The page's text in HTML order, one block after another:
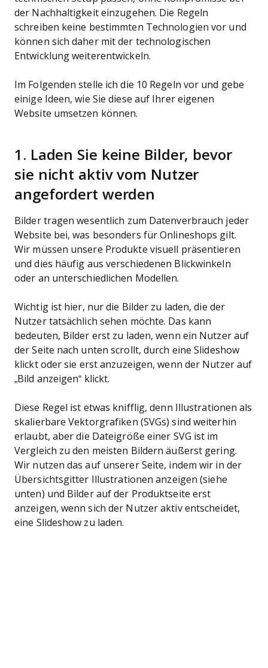
der Nachhaltigkeit einzugehen. Die Regeln
schreiben keine bestimmten Technologien vor und
können sich daher mit der technologischen
Entwicklung weiterentwickeln.
Im Folgenden stelle ich die 10 Regeln vor und gebe
einige Ideen, wie Sie diese auf Ihrer eigenen
Website umsetzen können.
1. Laden Sie keine Bilder, bevor
sie nicht aktiv vom Nutzer
angefordert werden
Bilder tragen wesentlich zum Datenverbrauch jeder
Website bei, was besonders für Onlineshops gilt.
Wir müssen unsere Produkte visuell präsentieren
und dies häufig aus verschiedenen Blickwinkeln
oder an unterschiedlichen Modellen.
Wichtig ist hier, nur die Bilder zu laden, die der
Nutzer tatsächlich sehen möchte. Das kann
bedeuten, Bilder erst zu laden, wenn ein Nutzer auf
der Seite nach unten scrollt, durch eine Slideshow
klickt oder sie erst anzuzeigen, wenn der Nutzer auf
„Bild anzeigen“ klickt.
Diese Regel ist etwas knifflig, denn Illustrationen als
skalierbare Vektorgrafiken (SVGs) sind weiterhin
erlaubt, aber die Dateigröße einer SVG ist im
Vergleich zu den meisten Bildern äußerst gering.
Wir nutzen das auf unserer Seite, indem wir in der
Übersichtsgitter Illustrationen anzeigen (siehe
unten) und Bilder auf der Produktseite erst
anzeigen, wenn sich der Nutzer aktiv entscheidet,
eine Slideshow zu laden.